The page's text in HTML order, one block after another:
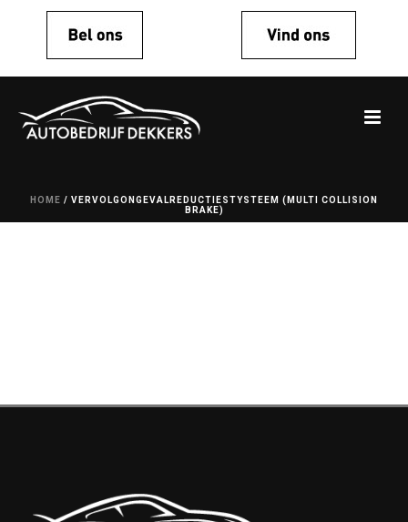
HOME / VERVOLGONGEVALREDUCTIESTYSTEEM (MULTI COLLISION
BRAKE)